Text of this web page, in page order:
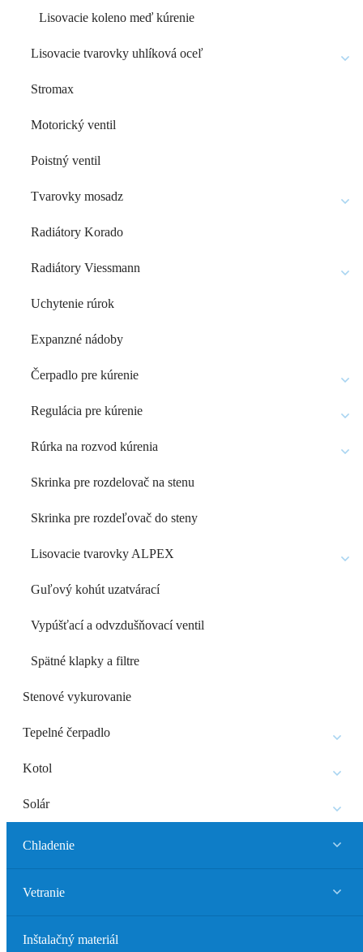
Lisovacie koleno meď kúrenie
Lisovacie tvarovky uhlíková oceľ
Stromax
Motorický ventil
Poistný ventil
Tvarovky mosadz
Radiátory Korado
Radiátory Viessmann
Uchytenie rúrok
Expanzné nádoby
Čerpadlo pre kúrenie
Regulácia pre kúrenie
Rúrka na rozvod kúrenia
Skrinka pre rozdelovač na stenu
Skrinka pre rozdeľovač do steny
Lisovacie tvarovky ALPEX
Guľový kohút uzatvárací
Vypúšťací a odvzdušňovací ventil
Spätné klapky a filtre
Stenové vykurovanie
Tepelné čerpadlo
Kotol
Solár
Chladenie
Vetranie
Inštalačný materiál